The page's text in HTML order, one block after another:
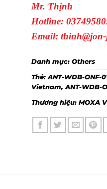
Mr. Thịnh
Hotline:
Email:
Danh mục: Others
Thẻ:ANT-WDB-ONF-
Vietnam,ANT-WDB-
Thương hiệu: MOXA